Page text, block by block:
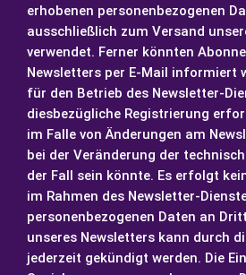
erhobenen personenbezogenen
ausschließlich zum Versand
verwendet. Ferner könnten
Newsletters per E-Mail informiert
für den Betrieb des Newsletter-
diesbezügliche Registrierung
im Falle von Änderungen am
bei der Veränderung der
der Fall sein könnte. Es erfolgt
im Rahmen des Newsletter-
personenbezogenen Daten an
unseres Newsletters kann durch
jederzeit gekündigt werden. Die